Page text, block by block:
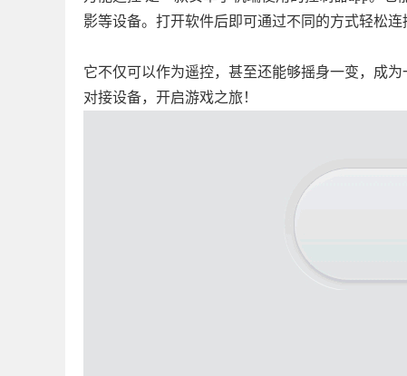
影等设备。打开软件后即可通过不同的方式轻松
它不仅可以作为遥控，甚至还能够摇身一变，成
对接设备，开启游戏之旅！